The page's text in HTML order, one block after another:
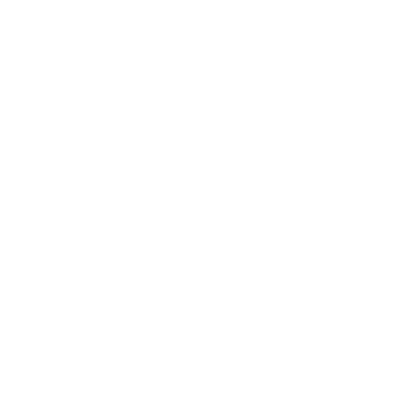
した。 審査後は広告提携申請を行い承認されたら広告リ